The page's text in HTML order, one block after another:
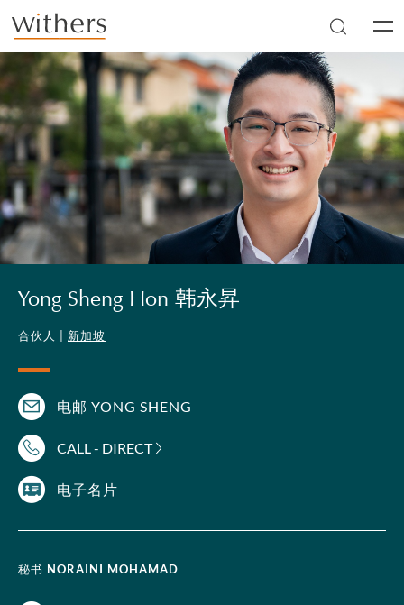
Skip to main content
Yong Sheng Hon 韩永昇
合伙人 | 新加坡
电邮 YONG SHENG
CALL - DIRECT
电子名片
秘书 NORAINI MOHAMAD